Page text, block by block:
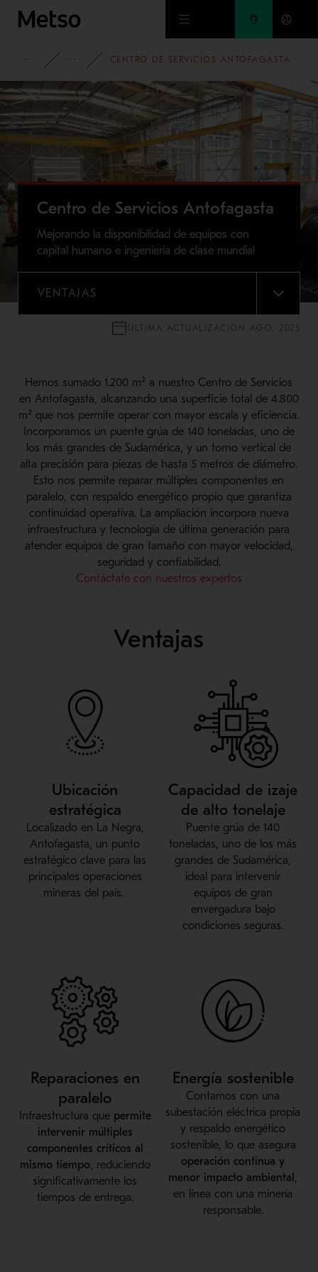
Ir al contenido principal
PRODUCTOS Y SERVICIOS
SERVICIOS
CENTRO DE SERVICIOS ANTOFAGASTA
Centro de Servicios Antofagasta
Mejorando la disponibilidad de equipos con
capital humano e ingeniería de clase mundial
VENTAJAS
MENU
ÚLTIMA ACTUALIZACIÓN AGO. 2025
Hemos sumado 1.200 m² a nuestro Centro de Servicios
en Antofagasta, alcanzando una superficie total de 4.800
m² que nos permite operar con mayor escala y eficiencia.
Incorporamos un puente grúa de 140 toneladas, uno de
los más grandes de Sudamérica, y un torno vertical de
alta precisión para piezas de hasta 5 metros de diámetro.
Esto nos permite reparar múltiples componentes en
paralelo, con respaldo energético propio que garantiza
continuidad operativa. La ampliación incorpora nueva
infraestructura y tecnología de última generación para
atender equipos de gran tamaño con mayor velocidad,
seguridad y confiabilidad.
Contáctate con nuestros expertos
Ventajas
Ubicación
estratégica
Localizado en La Negra,
Antofagasta, un punto
estratégico clave para las
principales operaciones
mineras del país.
Capacidad de izaje
de alto tonelaje
Puente grúa de 140
toneladas, uno de los más
grandes de Sudamérica,
ideal para intervenir
equipos de gran
envergadura bajo
condiciones seguras.
Reparaciones en
paralelo
Infraestructura que permite
intervenir múltiples
componentes críticos al
mismo tiempo, reduciendo
significativamente los
tiempos de entrega.
Energía sostenible
Contamos con una
subestación eléctrica propia
y respaldo energético
sostenible, lo que asegura
operación continua y
menor impacto ambiental ,
en línea con una minería
responsable.